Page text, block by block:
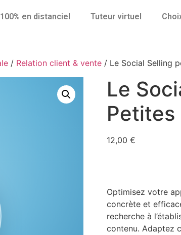
en distanciel Tuteur virtuel
/ Relation client & vente / Le Social Selling
Le
Petites
12,00 €
Optimisez votre
concrète et
recherche à
contenu. Adaptez